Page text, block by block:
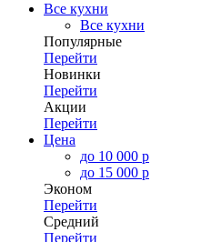
Все кухни
Все кухни
Популярные
Перейти
Новинки
Перейти
Акции
Перейти
Цена
до 10 000 р
до 15 000 р
Эконом
Перейти
Средний
Перейти